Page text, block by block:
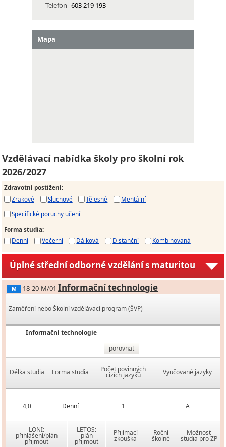
Telefon 603 219 193
Mapa
Vzdělávací nabídka školy pro školní rok
2026/2027
Zdravotní postižení:
Zrakové
Sluchové Tělesné
Mentální
Specifické poruchy učení
Forma studia:
Denní
Večerní Dálková Distanční Kombinovaná
Úplné střední odborné vzdělání s maturitou
M 18-20-M/01 Informační technologie
Zaměření nebo Školní vzdělávací program (ŠVP)
Informační technologie
porovnat
Délka studia Forma studia Počet povinných
cizích jazyků Vyučované jazyky
4,0 Denní 1 A
LONI:
přihlášení/plán
přijmout
LETOS:
plán
přijmout
Přijímací
zkouška
Roční
školné
Možnost
studia pro ZP